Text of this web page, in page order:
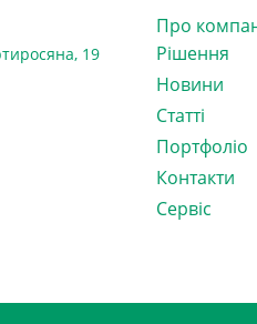
19
Про
Рішення
Новини
Статті
Портфоліо
Контакти
Сервіс